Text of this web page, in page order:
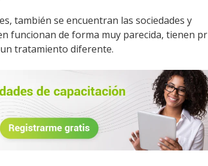
también se encuentran las sociedades y
funcionan de forma muy parecida, tienen
tratamiento diferente.